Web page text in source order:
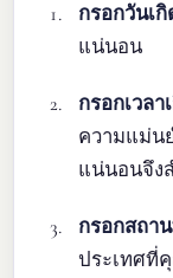
กรอกวันเ
แน่นอน
กรอกเวล
ความแม่น
แน่นอนจึง
กรอกสถา
ประเทศที่